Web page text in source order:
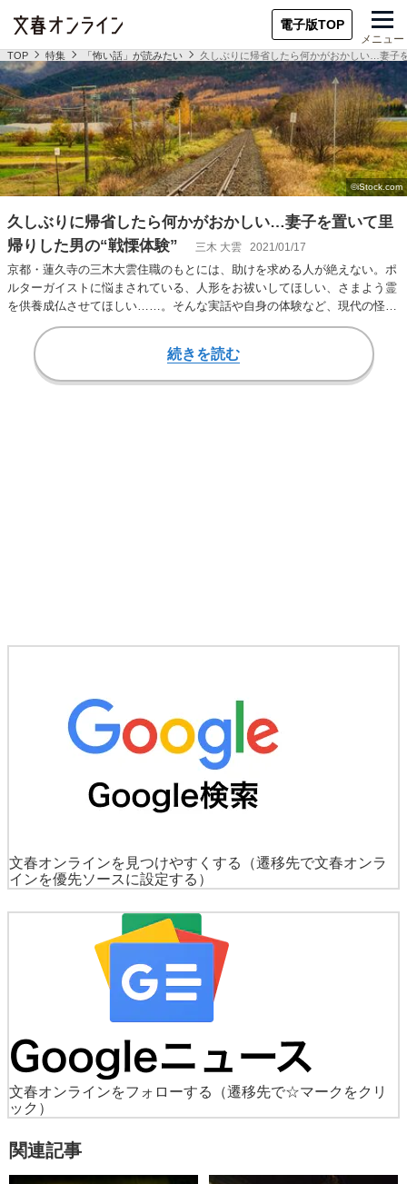
電子版TOP
メニュー
TOP 特集 「怖い話」が読みたい 久しぶりに帰省したら何かがおかしい…妻子
久しぶりに帰省したら何かがおかしい…妻子を置いて里
帰りした男の“戦慄体験”
三木 大雲 2021/01/17
京都・蓮久寺の三木大雲住職のもとには、助けを求める人が絶えない。ポ
ルターガイストに悩まされている、人形をお祓いしてほしい、さまよう霊
を供養成仏させてほしい……。そんな実話や自身の体験など、現代の怪
談、奇譚の数々を収…
続きを読む
文春オンラインを見つけやすくする
（遷移先で文春オンラ
インを優先ソースに設定する）
文春オンラインをフォローする
（遷移先で☆マークをクリ
ック）
関連記事